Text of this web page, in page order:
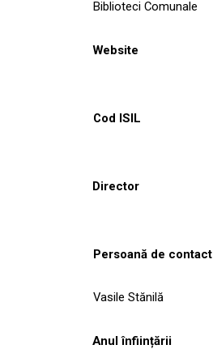
Biblioteci Comunale
Website
Cod ISIL
Director
Persoană de contact
Vasile Stănilă
Anul înființării